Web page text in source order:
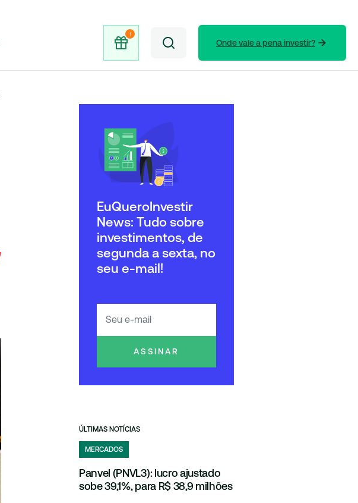
Onde vale a pena investir?
EuQueroInvestir
News: Tudo sobre
investimentos, de
segunda a sexta, no
seu e-mail!
ASSINAR
ÚLTIMAS NOTÍCIAS
MERCADOS
Panvel (PNVL3): lucro ajustado
sobe 39,1%, para R$ 38,9 milhões